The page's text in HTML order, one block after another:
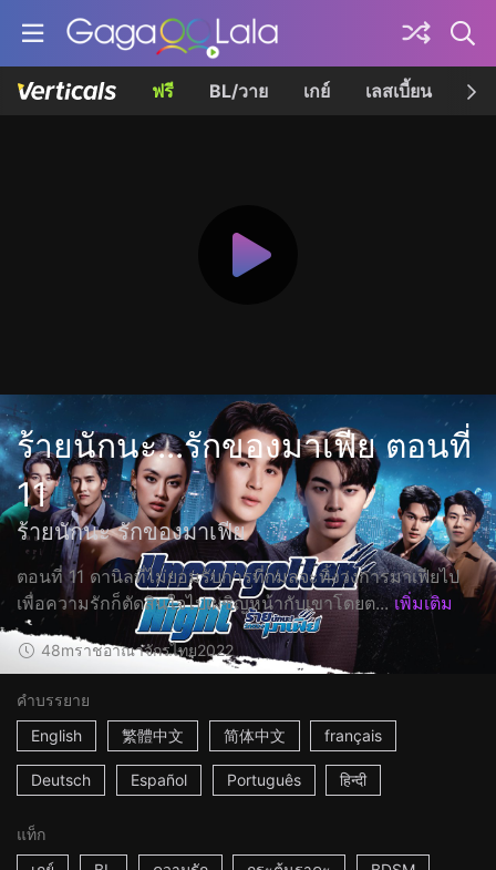
ฟรี BL/วาย เกย์ เลสเบี้ยน เค
ร้ายนักนะ...รักของมาเฟีย ตอนที่
11
ร้ายนักนะ รักของมาเฟีย
ตอนที่ 11 ดานิลที่ไม่ยอมรับการที่กมลจะทิ้งวงการมาเฟียไป
เพื่อความรักก็ตัดสินใจไปเผชิญหน้ากับเขาโดยต... เพิ่มเติม
48mราชอาณาจักรไทย2022
คำบรรยาย
English
繁體中文 简体中文 français
Deutsch Español Português हिन्दी
แท็ก